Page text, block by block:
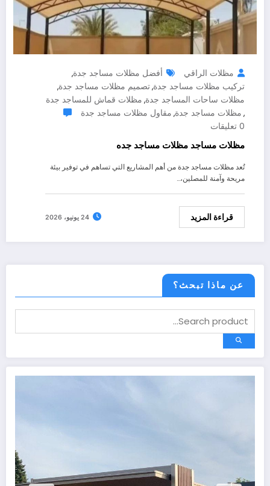
مظلات الراقي أفضل مظلات مساجد جدة,
تركيب مظلات مساجد جدة,تصميم مظلات مساجد جدة,
مظلات ساحات المساجد جدة, مظلات قماش للمساجد جدة
, مظلات مساجد جدة, مقاول مظلات مساجد جدة
0 تعليقات
مظلات مساجد مظلات مساجد جده
تُعد مظلات مساجد جدة من أهم المشاريع التي تساهم في توفير بيئة
مريحة وآمنة للمصلين،…
قراءة المزيد 24 يونيو، 2026
عن ماذا تبحث؟